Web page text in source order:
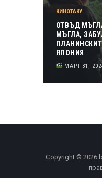
КИНОТАКУ
ОТВЪД
МЪГЛА,
ЯПОНИЯ
МАРТ 31,
Copyright © 2026